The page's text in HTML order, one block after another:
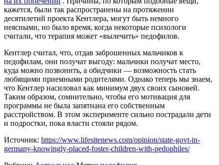
кажется, были так распространены на протяжении
десятилетий проекта Кентлера, могут быть немного
неясными, но было время, когда некоторые психологи
считали, что терапия может «вылечить» педофилов.
Кентлер считал, что, отдав заброшенных мальчиков к
педофилам, они получат выгоду: мальчики получат место,
куда можно позвонить, а обидчики — возможность стать
любящими приемными родителями. Однако теперь мы знаем,
что Кентлер насиловал как минимум двух своих сыновей.
Таким образом, сомнительно, чтобы его мотивация для
программы не была запятнана его собственным
расстройством. В этом эксперименте сильно пострадали дети
и подростки, пока власти стояли рядом.
Источник: https://www.lifesitenews.com/opinion/state-govt-in-
germany-knowingly-placed-foster-children-with-pedophiles/